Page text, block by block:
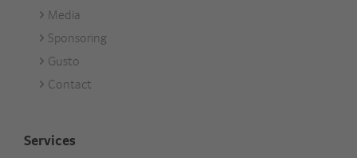
Media
Sponsoring
Gusto
Contact
Services